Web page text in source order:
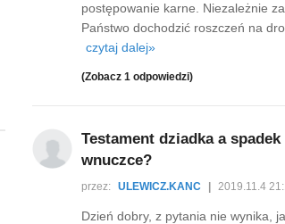
postępowanie karne. Niezależnie
Państwo dochodzić roszczeń na
czytaj dalej»
(Zobacz 1 odpowiedzi)
Testament dziadka a
wnuczce?
przez: ULEWICZ.KANC 2019.11.4
Dzień dobry, z pytania nie wynika,